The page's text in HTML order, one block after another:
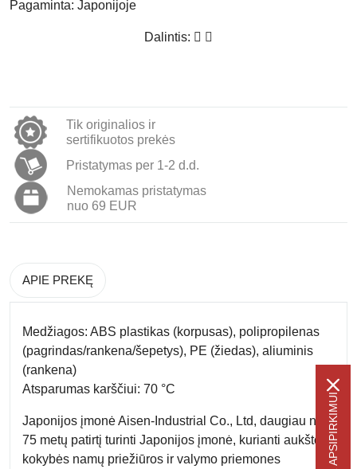
Pagaminta: Japonijoje
Dalintis:
Tik originalios ir
sertifikuotos prekės
Pristatymas per 1-2 d.d.
Nemokamas pristatymas
nuo 69 EUR
APIE PREKĘ
Medžiagos: ABS plastikas (korpusas), polipropilenas
(pagrindas/rankena/šepetys), PE (žiedas), aliuminis
(rankena)
Atsparumas karščiui: 70 °C
Japonijos įmonė Aisen-Industrial Co., Ltd, daugiau nei
75 metų patirtį turinti Japonijos įmonė, kurianti aukštos
kokybės namų priežiūros ir valymo priemones